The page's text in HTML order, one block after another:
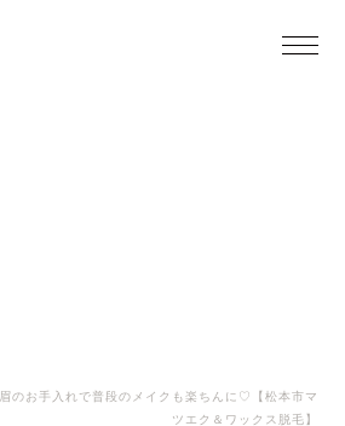
眉のお手入れで普段のメイクも楽ちんに♡【松本市マ
ツエク＆ワックス脱毛】